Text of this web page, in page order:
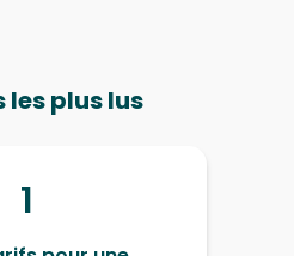
plus lus
1